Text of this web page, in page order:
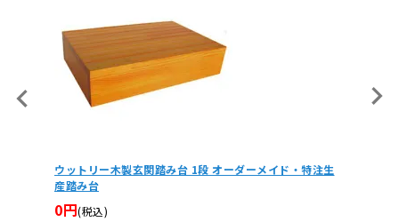
ウットリー木製玄関踏み台 1段 オーダーメイド・特注生
産踏み台
0円(税込)